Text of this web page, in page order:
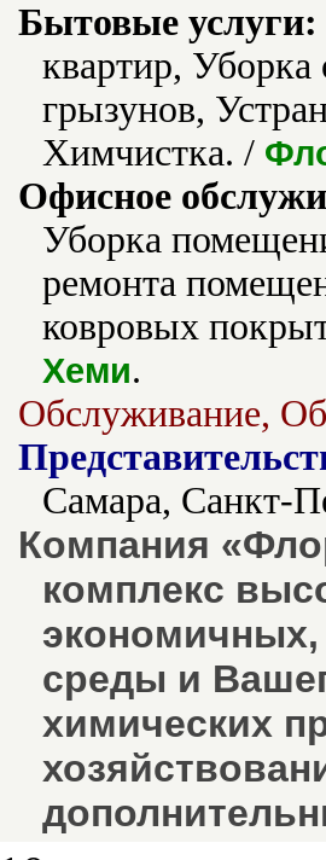
Бытовые услуги:
квартир,
грызунов,
Химчистка. /
Офисное
Уборка
ремонта
ковровых
Хеми.
Обслуживание,
Самара, Санкт-
Компания
комплекс
среды и
химических